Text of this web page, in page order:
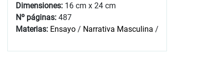
Dimensiones: 16 cm x 24 cm
Nº páginas: 487
Materias: Ensayo / Narrativa Masculina /